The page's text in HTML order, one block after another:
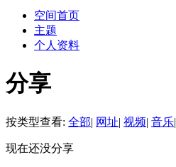
空间首页
主题
个人资料
分享
按类型查看: 全部| 网址| 视频| 音乐|
现在还没分享